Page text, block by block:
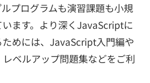
プログラムも演習課題も小規
ます。より深くJavaScriptに
めには、JavaScript入門編や
レベルアップ問題集などをご利